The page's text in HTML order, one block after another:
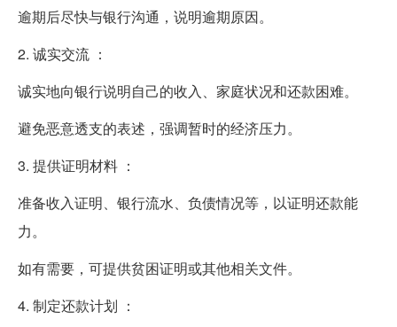
逾期后尽快与银行沟通，说明逾期原因。
2. 诚实交流 ：
诚实地向银行说明自己的收入、家庭状况和还款困难。
避免恶意透支的表述，强调暂时的经济压力。
3. 提供证明材料 ：
准备收入证明、银行流水、负债情况等，以证明还款能
力。
如有需要，可提供贫困证明或其他相关文件。
4. 制定还款计划 ：